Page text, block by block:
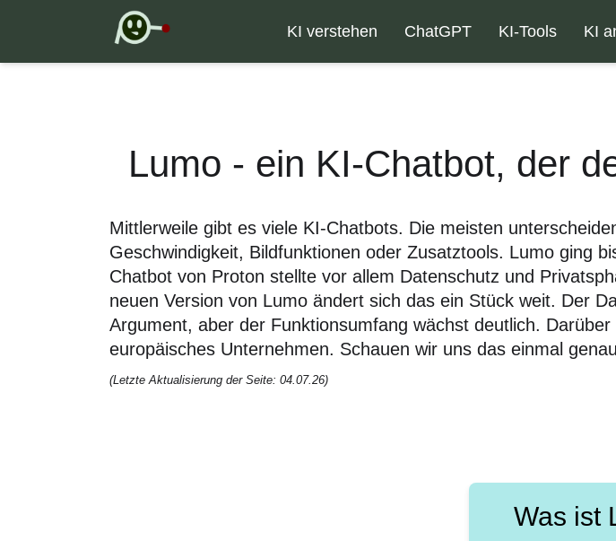
KI verstehen ChatGPT KI-Tools KI
Lumo - ein KI-Chatbot, der
Mittlerweile gibt es viele KI-Chatbots. Die meisten
Geschwindigkeit, Bildfunktionen oder Zusatztools. Lumo ging
Chatbot von Proton stellte vor allem Datenschutz und
neuen Version von Lumo ändert sich das ein Stück weit. Der
Argument, aber der Funktionsumfang wächst deutlich.
europäisches Unternehmen. Schauen wir uns das einmal
(Letzte Aktualisierung der Seite: 04.07.26)
Was ist